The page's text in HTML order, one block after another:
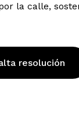
la calle,
resolución